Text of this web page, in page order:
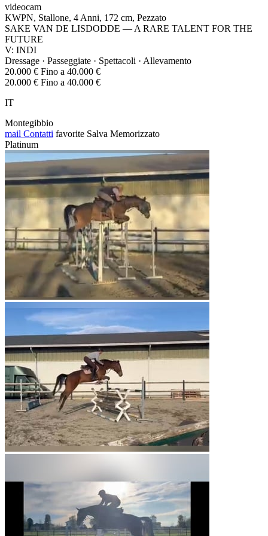
videocam
KWPN, Stallone, 4 Anni, 172 cm, Pezzato
SAKE VAN DE LISDODDE — A RARE TALENT FOR THE
FUTURE
V: INDI
Dressage · Passeggiate · Spettacoli · Allevamento
20.000 € Fino a 40.000 €
20.000 € Fino a 40.000 €
IT
Montegibbio
mail Contatti favorite Salva Memorizzato
Platinum